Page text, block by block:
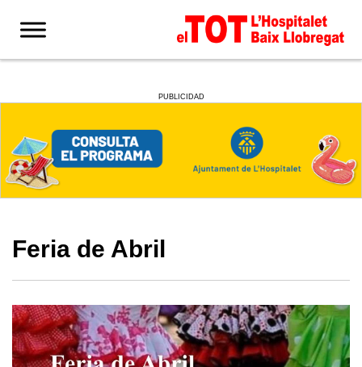
PUBLICIDAD
Feria de Abril